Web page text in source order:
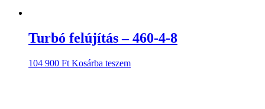
Turbó felújítás – 460-4-8
104 900 Ft Kosárba teszem